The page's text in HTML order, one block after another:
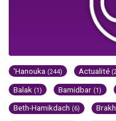
'Hanouka (244) Actualité
Balak (1) Bamidbar (1)
Beth-Hamikdach (6)